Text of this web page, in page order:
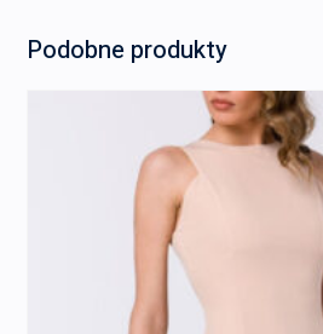
Podobne produkty